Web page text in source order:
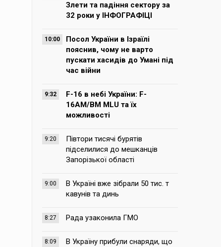
Злети та падіння сектору за
32 роки у ІНФОГРАФІЦІ
10:00
Посол України в Ізраїлі
пояснив, чому не варто
пускати хасидів до Умані під
час війни
9:32
F-16 в небі України: F-
16AM/BM MLU та їх
можливості
9:20
Півтори тисячі бурятів
підселилися до мешканців
Запорізької області
9:00
В Україні вже зібрали 50 тис. т
кавунів та динь
8:27 Рада узаконила ГМО
8:09 В Україну прибули снаряди, що